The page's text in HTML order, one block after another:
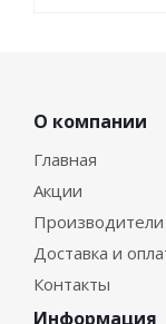
О компании
Главная
Акции
Производители
Доставка и
Контакты
Информация